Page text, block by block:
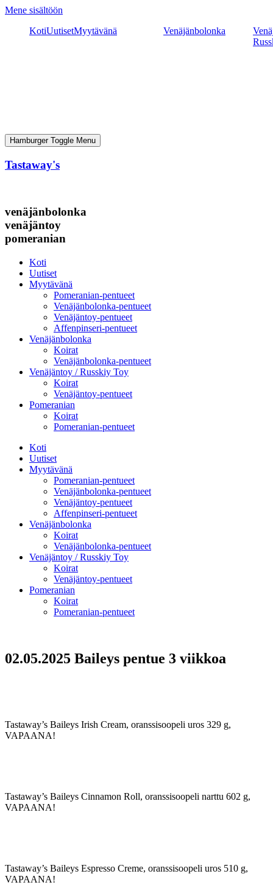
Mene sisältöön
KotiUutisetMyytävänä Venäjänbolonka
Hamburger Toggle Menu
Tastaway's
venäjänbolonka
venäjäntoy
pomeranian
Koti
Uutiset
Myytävänä
Pomeranian-pentueet
Venäjänbolonka-pentueet
Venäjäntoy-pentueet
Affenpinseri-pentueet
Venäjänbolonka
Koirat
Venäjänbolonka-pentueet
Venäjäntoy / Russkiy Toy
Koirat
Venäjäntoy-pentueet
Pomeranian
Koirat
Pomeranian-pentueet
Koti
Uutiset
Myytävänä
Pomeranian-pentueet
Venäjänbolonka-pentueet
Venäjäntoy-pentueet
Affenpinseri-pentueet
Venäjänbolonka
Koirat
Venäjänbolonka-pentueet
Venäjäntoy / Russkiy Toy
Koirat
Venäjäntoy-pentueet
Pomeranian
Koirat
Pomeranian-pentueet
02.05.2025 Baileys pentue 3 viikkoa
Tastaway’s Baileys Irish Cream, oranssisoopeli uros 329 g,
VAPAANA!
Tastaway’s Baileys Cinnamon Roll, oranssisoopeli narttu 602 g,
VAPAANA!
Tastaway’s Baileys Espresso Creme, oranssisoopeli uros 510 g,
VAPAANA!